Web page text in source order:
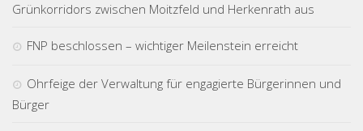
Grünkorridors zwischen Moitzfeld und Herkenrath aus
FNP beschlossen – wichtiger Meilenstein erreicht
Ohrfeige der Verwaltung für engagierte Bürgerinnen und
Bürger